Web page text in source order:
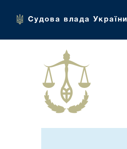
Судова влада України